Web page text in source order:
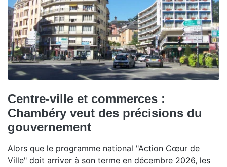
Centre-ville et commerces :
Chambéry veut des précisions du
gouvernement
Alors que le programme national "Action Cœur de
Ville" doit arriver à son terme en décembre 2026, les